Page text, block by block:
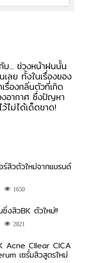
... ช่วงหน้าฝนนั้น
ลย ทั้งในเรื่องของ
รื่องกลิ่นตัวที่เกิด
อากาศ ซึ่งปัญหา
ไม่ได้เด็ดขาด!
ร์สิวตัวใหม่จากแบรนด์
1650
ซิ่งสิวBK ตัวใหม่!!
2821
Acne Cllear CICA
เซรั่มสิวสูตรใหม่